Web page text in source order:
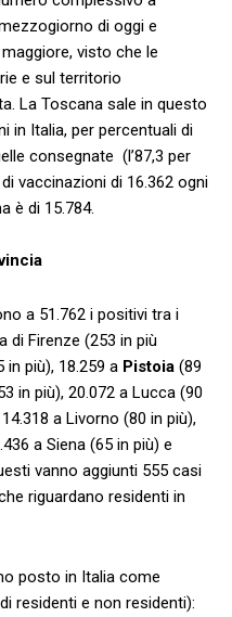
di oggi e
visto che le
e sul territorio
La Toscana sale in questo
in Italia, per percentuali di
consegnate (l’87,3 per
vaccinazioni di 16.362 ogni
è di 15.784.
a 51.762 i positivi tra i
di Firenze (253 in più
in più), 18.259 a Pistoia (89
in più), 20.072 a Lucca (90
a Livorno (80 in più),
a Siena (65 in più) e
vanno aggiunti 555 casi
riguardano residenti in
posto in Italia come
residenti e non residenti):